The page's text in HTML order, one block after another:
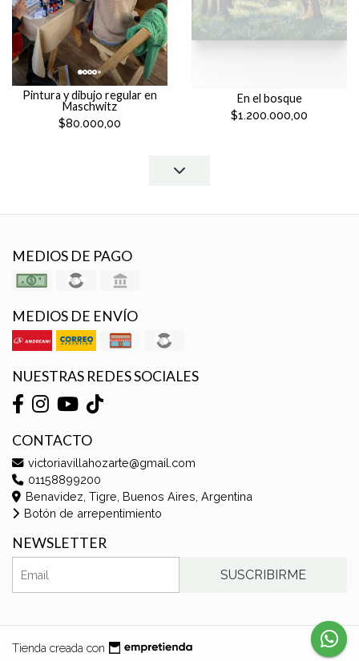
Pintura y dibujo regular en
Maschwitz
$80.000,00
En el bosque
$1.200.000,00
MEDIOS DE PAGO
MEDIOS DE ENVÍO
NUESTRAS REDES SOCIALES
CONTACTO
victoriavillahozarte@gmail.com
01158899200
Benavidez, Tigre, Buenos Aires, Argentina
Botón de arrepentimiento
NEWSLETTER
SUSCRIBIRME
Tienda creada con